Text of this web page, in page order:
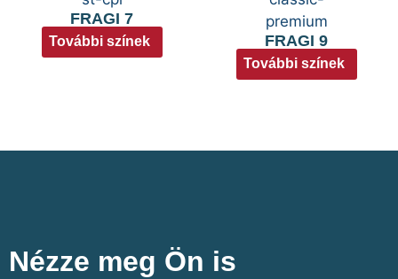
FRAGI 7
További színek FRAGI 9
További színek
Nézze meg Ön is